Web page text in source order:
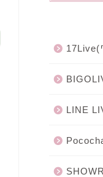
17Live(
LINE